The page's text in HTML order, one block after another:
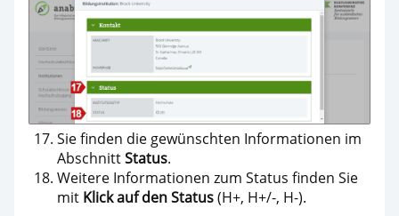
Sie finden die gewünschten Informationen im
AbschnittStatus.
Weitere Informationen zum Status finden Sie
mit Klick auf den Status(H+, H+/-, H-).